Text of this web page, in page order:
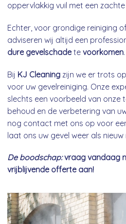
oppervlakkig vuil met een
Echter, voor grondige reiniging
adviseren wij altijd een
dure gevelschadete voorkomen.
Bij KJ Cleaning zijn we er trots
voor uw gevelreiniging. Onze
slechts een voorbeeld van onze
behoud en de verbetering van
nog contact met ons op voor
laat ons uw gevel weer als nieuw
De boodschap:vraag vandaag
vrijblijvende offerte aan!